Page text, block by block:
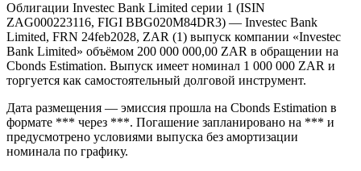
Облигации Investec Bank Limited серии 1 (ISIN
ZAG000223116, FIGI BBG020M84DR3) — Investec Bank
Limited, FRN 24feb2028, ZAR (1) выпуск компании «Investec
Bank Limited» объёмом 200 000 000,00 ZAR в обращении на
Cbonds Estimation. Выпуск имеет номинал 1 000 000 ZAR и
торгуется как самостоятельный долговой инструмент.
Дата размещения — эмиссия прошла на Cbonds Estimation в
формате *** через ***. Погашение запланировано на *** и
предусмотрено условиями выпуска без амортизации
номинала по графику.